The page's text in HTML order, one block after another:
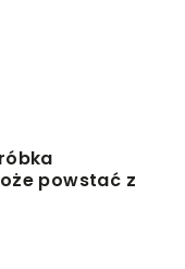
powstać z